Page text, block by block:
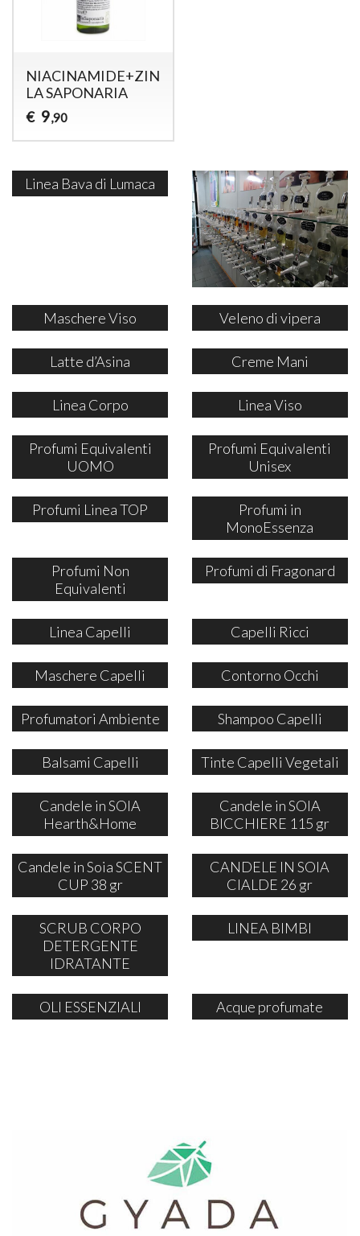
NIACINAMIDE+ZINCO-
LA SAPONARIA
€ 9,90
Linea Bava di Lumaca
Maschere Viso Veleno di vipera
Latte d’Asina Creme Mani
Linea Corpo Linea Viso
Profumi Equivalenti
UOMO
Profumi Equivalenti
Unisex
Profumi Linea TOP
Profumi in
MonoEssenza
Profumi Non
Equivalenti
Profumi di Fragonard
Linea Capelli Capelli Ricci
Maschere Capelli Contorno Occhi
Profumatori Ambiente Shampoo Capelli
Balsami Capelli Tinte Capelli Vegetali
Candele in SOIA
Hearth&Home
Candele in SOIA
BICCHIERE 115 gr
Candele in Soia SCENT
CUP 38 gr
CANDELE IN SOIA
CIALDE 26 gr
SCRUB CORPO
DETERGENTE
IDRATANTE
LINEA BIMBI
OLI ESSENZIALI Acque profumate